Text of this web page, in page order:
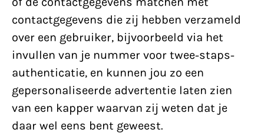
contactgegevens die zij hebben verzameld
over een gebruiker, bijvoorbeeld via het
invullen van je nummer voor twee-staps-
authenticatie, en kunnen jou zo een
gepersonaliseerde advertentie laten zien
van een kapper waarvan zij weten dat je
daar wel eens bent geweest.